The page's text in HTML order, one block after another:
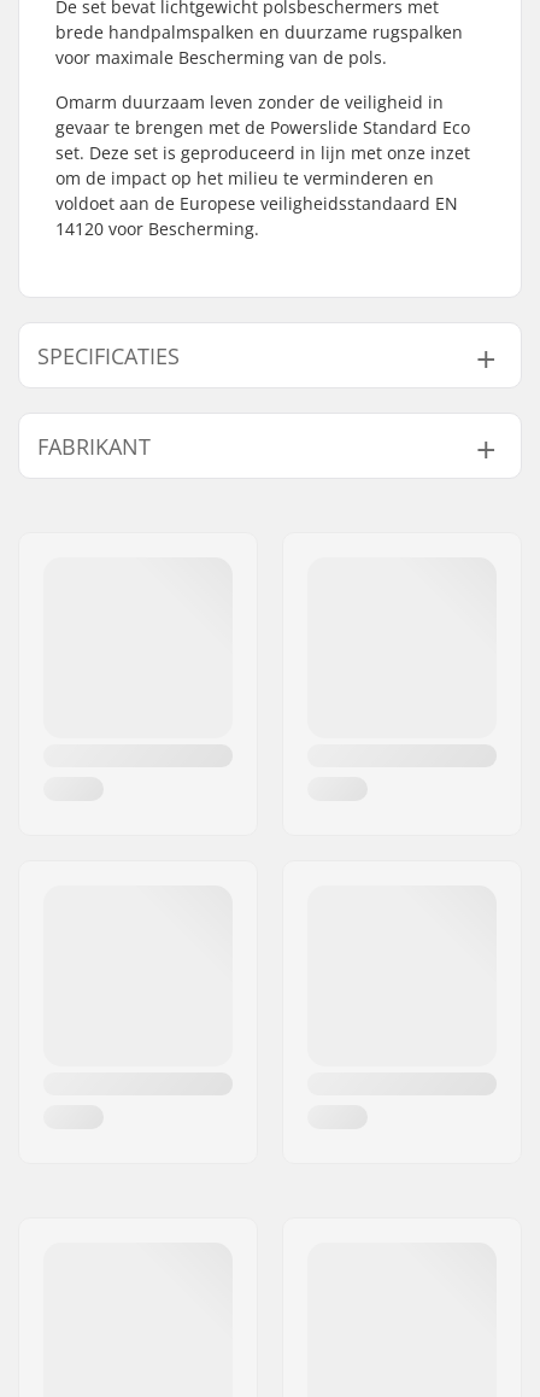
De set bevat lichtgewicht polsbeschermers met
brede handpalmspalken en duurzame rugspalken
voor maximale Bescherming van de pols.
Omarm duurzaam leven zonder de veiligheid in
gevaar te brengen met de Powerslide Standard Eco
set. Deze set is geproduceerd in lijn met onze inzet
om de impact op het milieu te verminderen en
voldoet aan de Europese veiligheidsstandaard EN
14120 voor Bescherming.
SPECIFICATIES
Bescherming:
EVA foam
Passysteem:
Klittenbandsluiting
FABRIKANT